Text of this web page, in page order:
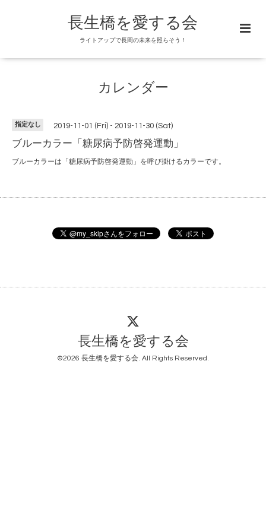
長生橋を愛する会
ライトアップで長岡の未来を照らそう！
カレンダー
指定なし 2019-11-01 (Fri) - 2019-11-30 (Sat)
ブルーカラー「糖尿病予防啓発運動」
ブルーカラーは「糖尿病予防啓発運動」を呼び掛けるカラーです。
長生橋を愛する会
©2026 長生橋を愛する会. All Rights Reserved.